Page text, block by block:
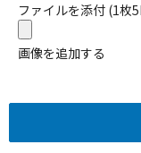
ファイルを添付 (1枚
画像を追加する